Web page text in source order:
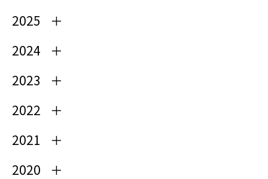
2025
2024
2023
2022
2021
2020